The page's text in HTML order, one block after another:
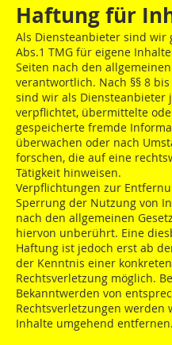
Haftung für
Als Diensteanbieter sind wir
Abs.1 TMG für eigene
Seiten nach den
verantwortlich. Nach §§ 8 bis
sind wir als Diensteanbieter
verpflichtet, übermittelte
gespeicherte fremde
überwachen oder nach
forschen, die auf eine
Tätigkeit hinweisen.
Verpflichtungen zur
Sperrung der Nutzung von
nach den allgemeinen
hiervon unberührt. Eine
Haftung ist jedoch erst ab
der Kenntnis einer konkreten
Rechtsverletzung möglich.
Bekanntwerden von
Rechtsverletzungen werden
Inhalte umgehend entfernen.